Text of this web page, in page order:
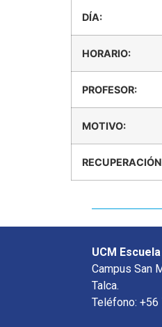
DÍA:
HORARIO:
PROFESOR:
MOTIVO:
UCM
Campus San
Talca.
Teléfono: